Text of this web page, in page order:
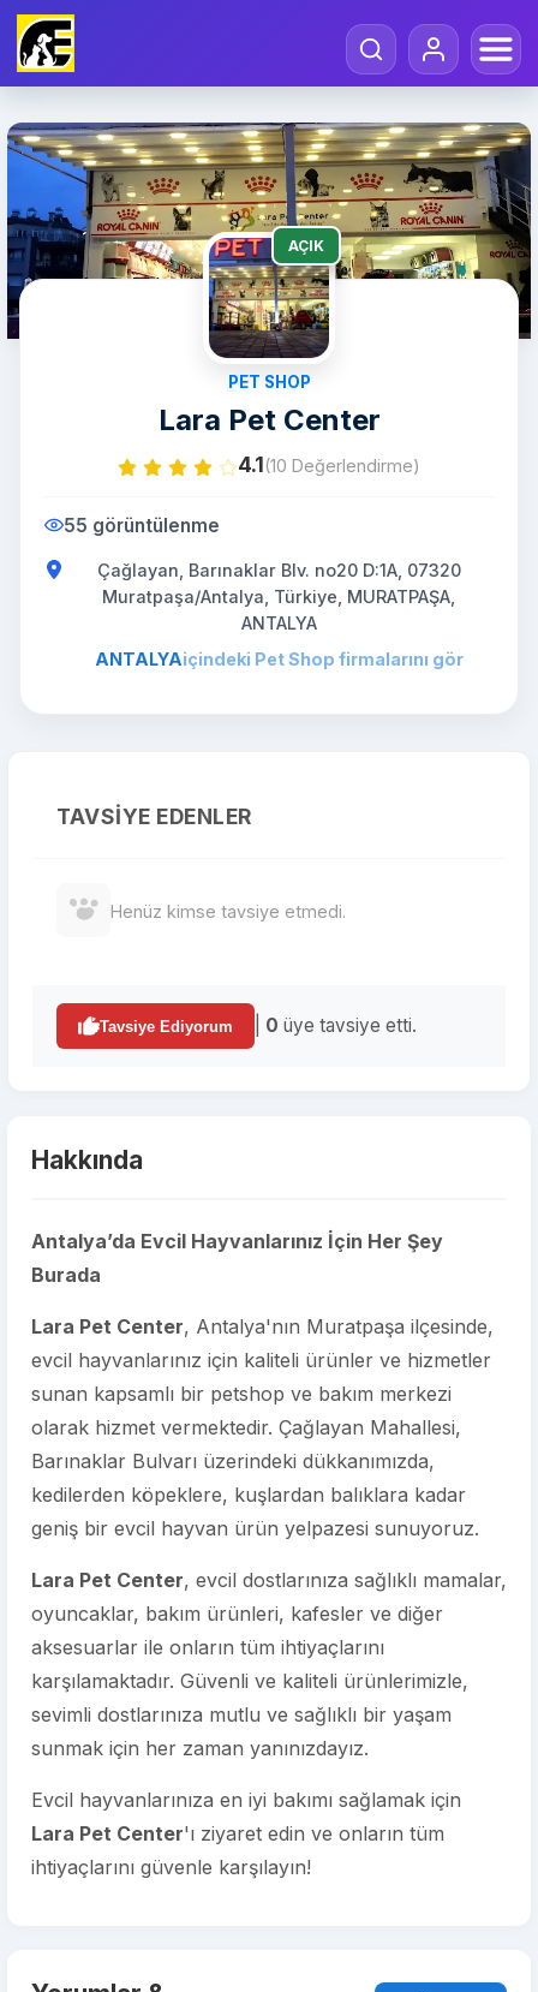
AÇIK
PET SHOP
Lara Pet Center
4.1(10 Değerlendirme)
55 görüntülenme
Çağlayan, Barınaklar Blv. no20 D:1A, 07320
Muratpaşa/Antalya, Türkiye, MURATPAŞA,
ANTALYA
ANTALYAiçindeki Pet Shop firmalarını gör
TAVSIYE EDENLER
Henüz kimse tavsiye etmedi.
Tavsiye Ediyorum 0 üye tavsiye etti.
Hakkında
Antalya’da Evcil Hayvanlarınız İçin Her Şey
Burada
Lara Pet Center, Antalya'nın Muratpaşa ilçesinde,
evcil hayvanlarınız için kaliteli ürünler ve hizmetler
sunan kapsamlı bir petshop ve bakım merkezi
olarak hizmet vermektedir. Çağlayan Mahallesi,
Barınaklar Bulvarı üzerindeki dükkanımızda,
kedilerden köpeklere, kuşlardan balıklara kadar
geniş bir evcil hayvan ürün yelpazesi sunuyoruz.
Lara Pet Center, evcil dostlarınıza sağlıklı mamalar,
oyuncaklar, bakım ürünleri, kafesler ve diğer
aksesuarlar ile onların tüm ihtiyaçlarını
karşılamaktadır. Güvenli ve kaliteli ürünlerimizle,
sevimli dostlarınıza mutlu ve sağlıklı bir yaşam
sunmak için her zaman yanınızdayız.
Evcil hayvanlarınıza en iyi bakımı sağlamak için
Lara Pet Center'ı ziyaret edin ve onların tüm
ihtiyaçlarını güvenle karşılayın!